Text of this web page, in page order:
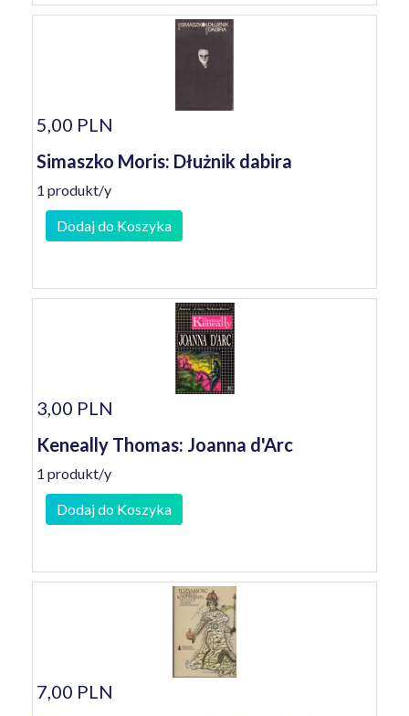
5,00 PLN
Simaszko Moris: Dłużnik dabira
1 produkt/y
Dodaj do Koszyka
3,00 PLN
Keneally Thomas: Joanna d'Arc
1 produkt/y
Dodaj do Koszyka
7,00 PLN